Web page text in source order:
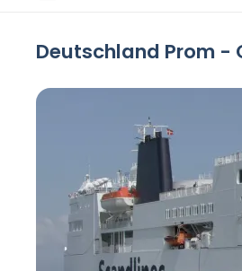
Deutschland Prom -